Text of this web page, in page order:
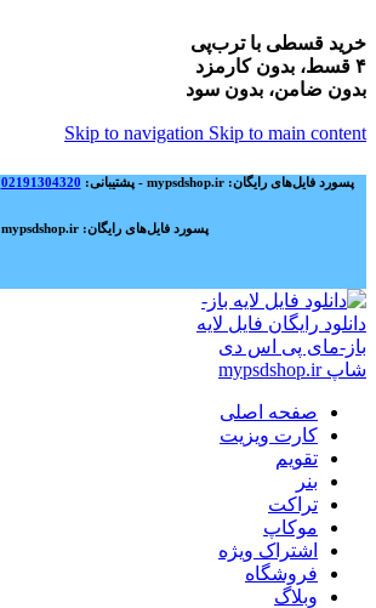
خرید قسطی با ترب‌پی
۴ قسط، بدون کارمزد
بدون ضامن، بدون سود
Skip to navigation Skip to main content
پسورد فایل‌های رایگان: mypsdshop.ir - پشتیبانی: arshiya_ag@yahoo.com 02191304320
پسورد فایل‌های رایگان: mypsdshop.ir
صفحه اصلی
کارت ویزیت
تقویم
بنر
تراکت
موکاپ
اشتراک ویژه
فروشگاه
وبلاگ